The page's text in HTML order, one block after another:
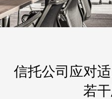
信托公司应对
若